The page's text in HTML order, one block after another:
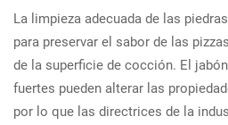
La limpieza adecuada de las
para preservar el sabor de las
de la superficie de cocción. El
fuertes pueden alterar las
por lo que las directrices de la